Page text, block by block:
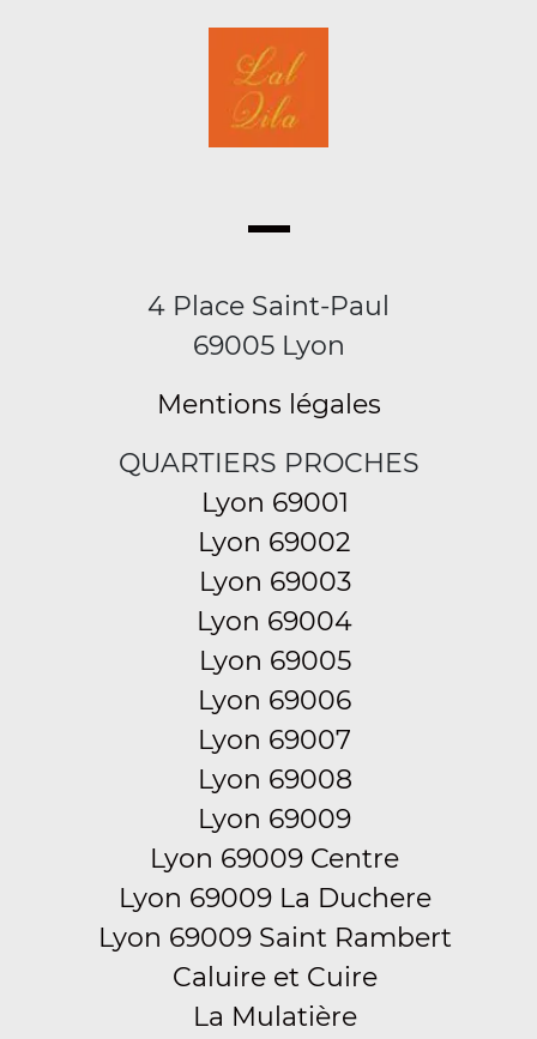
4 Place Saint-Paul
69005 Lyon
Mentions légales
QUARTIERS PROCHES
Lyon 69001
Lyon 69002
Lyon 69003
Lyon 69004
Lyon 69005
Lyon 69006
Lyon 69007
Lyon 69008
Lyon 69009
Lyon 69009 Centre
Lyon 69009 La Duchere
Lyon 69009 Saint Rambert
Caluire et Cuire
La Mulatière